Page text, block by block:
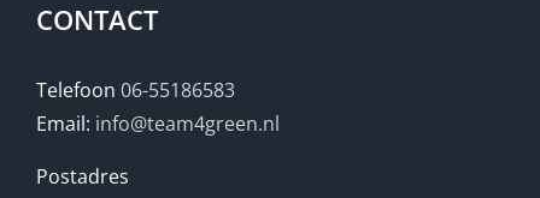
CONTACT
Telefoon 06-55186583
Email: info@team4green.nl
Postadres